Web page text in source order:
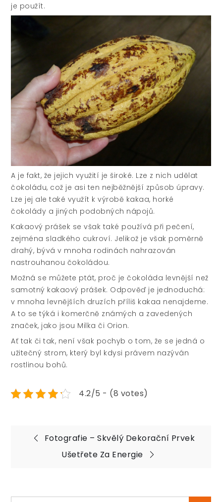
je použít.
A je fakt, že jejich využití je široké. Lze z nich udělat
čokoládu, což je asi ten nejběžnější způsob úpravy.
Lze jej ale také využít k výrobě kakaa, horké
čokolády a jiných podobných nápojů.
Kakaový prášek se však také používá při pečení,
zejména sladkého cukroví. Jelikož je však poměrně
drahý, bývá v mnoha rodinách nahrazován
nastrouhanou čokoládou.
Možná se můžete ptát, proč je čokoláda levnější než
samotný kakaový prášek. Odpověď je jednoduchá:
v mnoha levnějších druzích příliš kakaa nenajdeme.
A to se týká i komerčně známých a zavedených
značek, jako jsou Milka či Orion.
Ať tak či tak, není však pochyb o tom, že se jedná o
užitečný strom, který byl kdysi právem nazýván
rostlinou bohů.
4.2/5 - (8 votes)
Navigace
Fotografie – Skvělý Dekorační Prvek
Ušetřete Za Energie